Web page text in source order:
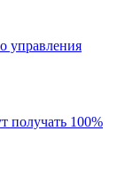
управления
получать 100%